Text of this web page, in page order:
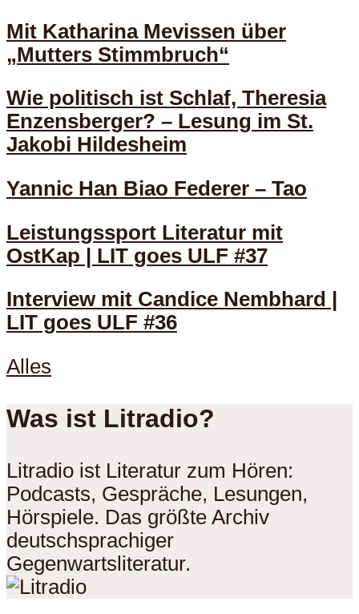
Mit Katharina Mevissen über
„Mutters Stimmbruch“
Wie politisch ist Schlaf, Theresia
Enzensberger? – Lesung im St.
Jakobi Hildesheim
Yannic Han Biao Federer – Tao
Leistungssport Literatur mit
OstKap | LIT goes ULF #37
Interview mit Candice Nembhard |
LIT goes ULF #36
Alles
Was ist Litradio?
Litradio ist Literatur zum Hören:
Podcasts, Gespräche, Lesungen,
Hörspiele. Das größte Archiv
deutschsprachiger
Gegenwartsliteratur.